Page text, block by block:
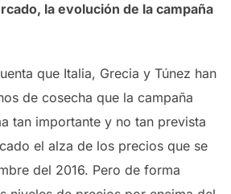
la evolución de la campaña
que Italia, Grecia y Túnez han
de cosecha que la campaña
tan importante y no tan prevista
el alza de los precios que se
del 2016. Pero de forma